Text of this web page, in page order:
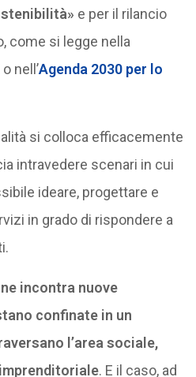
e per il rilancio
come si legge nella
nell’Agenda 2030 per lo
si colloca efficacemente
intravedere scenari in cui
ideare, progettare e
in grado di rispondere a
incontra nuove
confinate in un
l’area sociale,
. E il caso, ad